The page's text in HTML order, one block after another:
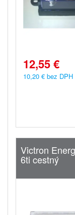
12,55 €
10,20 € bez DPH
Victron
6ti cestný